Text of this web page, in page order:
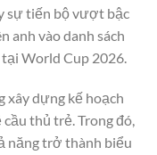
sự tiến bộ vượt bậc
anh vào danh sách
World Cup 2026.
xây dựng kế hoạch
thủ trẻ. Trong đó,
năng trở thành biểu